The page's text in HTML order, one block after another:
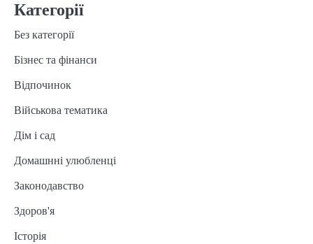
Категорії
Без категорії
Бізнес та фінанси
Відпочинок
Військова тематика
Дім і сад
Домашнні улюбленці
Законодавство
Здоров'я
Історія